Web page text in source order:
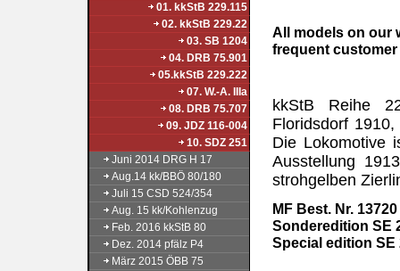
01. kkStB 229.115
02. kkStB 229.22
03. SB 1204
04. DRB 75.901
05.kkStB 229.222
07. W.-A. IIIa
08. DRB 75.707
09. JDZ 116-004
10. SDZ 251
Juni 2014 DRG H 17
Aug.14 kk/BBÖ 80/180
Juli 15 CSD 524/354
Aug. 15 kk/Kohlenzug
Feb. 2016 kkStB 80
Dez. 2014 pfälz P4
März 2015 ÖBB 75
All models on our
frequent
kkStB Reihe
Floridsdorf
Die Lokomotive
Ausstellung
strohgelben
MF Best. Nr.
Sonderedition SE
Special edition SE